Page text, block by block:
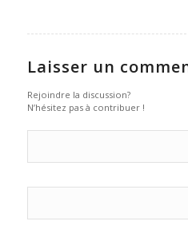
Laisser un
Rejoindre la discussion?
N’hésitez pas à contribuer !